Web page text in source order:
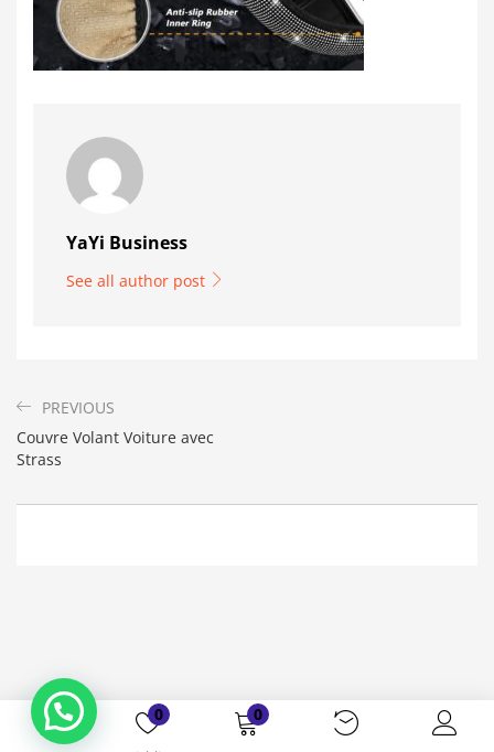
0 0
YaYi Business
See all author post
PREVIOUS
Couvre Volant Voiture avec
Strass